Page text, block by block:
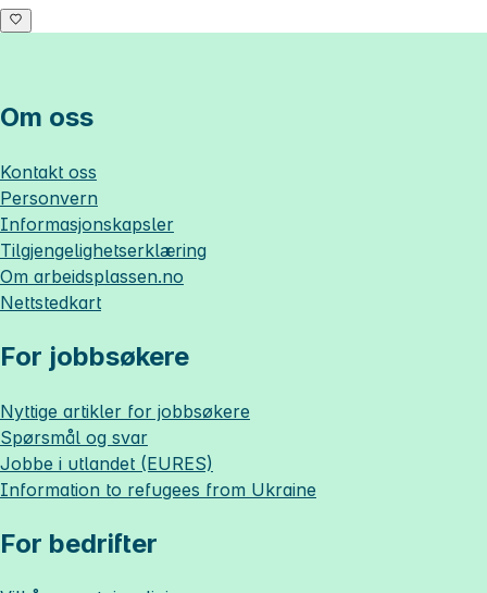
Om oss
Kontakt oss
Personvern
Informasjonskapsler
Tilgjengelighetserklæring
Om arbeidsplassen.no
Nettstedkart
For jobbsøkere
Nyttige artikler for jobbsøkere
Spørsmål og svar
Jobbe i utlandet (EURES)
Information to refugees from Ukraine
For bedrifter